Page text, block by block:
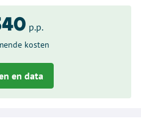
p.p.
kosten
en data